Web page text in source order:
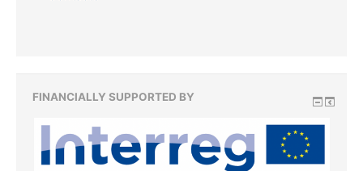
FINANCIALLY SUPPORTED BY